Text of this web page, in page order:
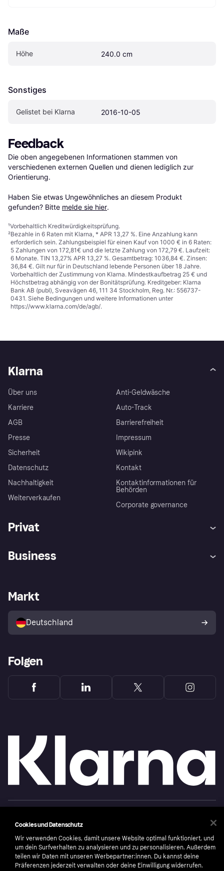
Maße
Höhe 240.0 cm
Sonstiges
Gelistet bei Klarna 2016-10-05
Feedback
Die oben angegebenen Informationen stammen von
verschiedenen externen Quellen und dienen lediglich zur
Orientierung.
Haben Sie etwas Ungewöhnliches an diesem Produkt
gefunden? Bitte melde sie hier.
¹Vorbehaltlich Kreditwürdigkeitsprüfung.
²Bezahle in 6 Raten mit Klarna, * APR 13,27 %. Eine Anzahlung kann
erforderlich sein. Zahlungsbeispiel für einen Kauf von 1000 € in 6 Raten:
5 Zahlungen von 172,81€ und die letzte Zahlung von 172,79 €. Laufzeit:
6 Monate. TIN 13,27% APR 13,27 %. Gesamtbetrag: 1036,84 €. Zinsen:
36,84 €. Gilt nur für in Deutschland lebende Personen über 18 Jahre.
Vorbehaltlich der Zustimmung von Klarna. Mindestkaufbetrag 25 € und
Höchstbetrag abhängig von der Bonitätsprüfung. Kreditgeber: Klarna
Bank AB (publ), Sveavägen 46, 111 34 Stockholm, Reg. Nr.: 556737-
0431. Siehe Bedingungen und weitere Informationen unter
https://www.klarna.com/de/agb/.
Klarna
Über uns
Karriere
AGB
Presse
Sicherheit
Datenschutz
Nachhaltigkeit
Weiterverkaufen
Anti-Geldwäsche
Auto-Track
Barrierefreiheit
Impressum
Wikipink
Kontakt
Kontaktinformationen für
Behörden
Corporate governance
Privat
Klarna App
Shops entdecken
Käuferschutzrichtlinie
Dein Widerrufsrecht
Business
Händlerportal
Markt
Deutschland
Folgen
number: 556737-0431
Nutzungsbedingungen CookiesKlarna.com
Cookies und Datenschutz
Wir verwenden Cookies, damit unsere Website optimal funktioniert, und
um dein Surfverhalten zu analysieren und zu personalisieren. Außerdem
teilen wir Daten mit unseren Werbepartner:innen. Du kannst deine
Präferenzen jederzeit verwalten oder deine Einwilligung widerrufen.